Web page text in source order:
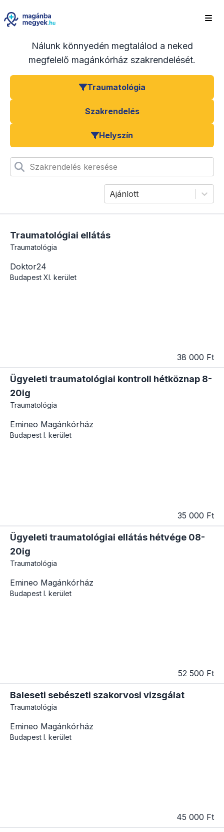
Nálunk könnyedén megtalálod a neked
megfelelő magánkórház szakrendelését.
Traumatológia
Szakrendelés
Helyszín
Szakrendelés keresése
Ajánlott
Traumatológiai ellátás
Traumatológia
Doktor24
Budapest XI. kerület
38 000 Ft
Ügyeleti traumatológiai kontroll hétköznap 8-
20ig
Traumatológia
Emineo Magánkórház
Budapest I. kerület
35 000 Ft
Ügyeleti traumatológiai ellátás hétvége 08-
20ig
Traumatológia
Emineo Magánkórház
Budapest I. kerület
52 500 Ft
Baleseti sebészeti szakorvosi vizsgálat
Traumatológia
Emineo Magánkórház
Budapest I. kerület
45 000 Ft